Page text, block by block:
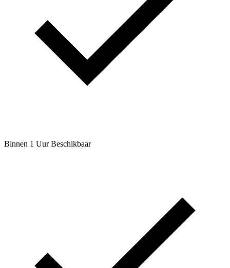
Binnen 1 Uur Beschikbaar